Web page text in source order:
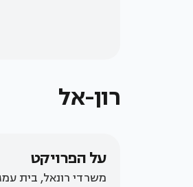
רון-אל
על הפרויקט
משרדי רונאל, בית